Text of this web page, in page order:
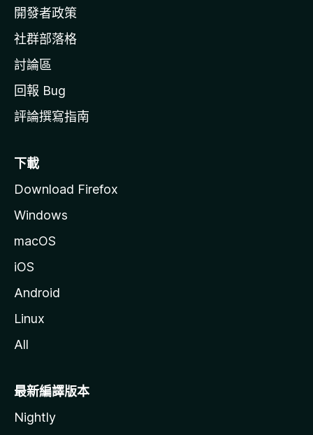
網
開發者政策
社群部落格
討論區
回報 Bug
評論撰寫指南
下載
Download Firefox
Windows
macOS
iOS
Android
Linux
All
最新編譯版本
Nightly